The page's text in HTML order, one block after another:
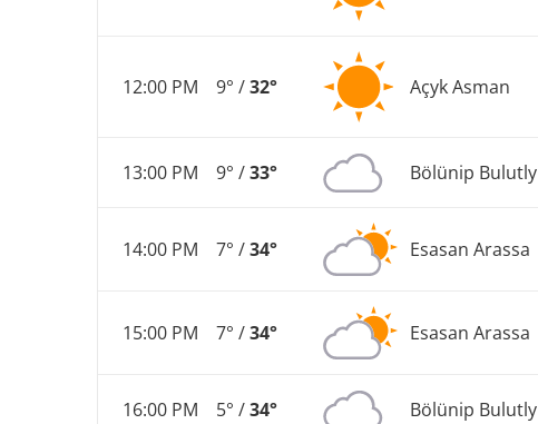
12:00 PM 9° /32° Açyk Asman
13:00 PM 9° /33° Bölünip Bulutly
14:00 PM 7° /34° Esasan Arassa
15:00 PM 7° /34° Esasan Arassa
16:00 PM 5° /34° Bölünip Bulutly